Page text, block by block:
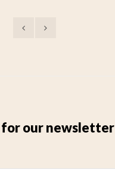
for our newsletter